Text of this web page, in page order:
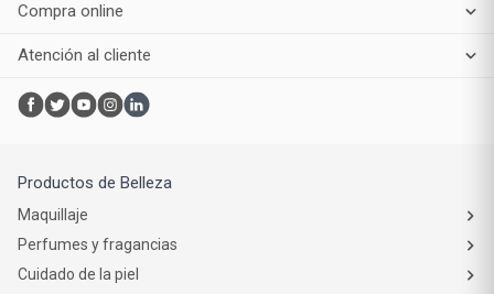
Compra online
Atención al cliente
Productos de Belleza
Maquillaje
Perfumes y fragancias
Cuidado de la piel